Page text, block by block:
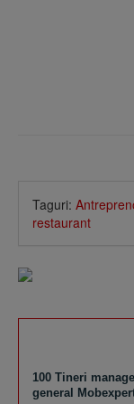
Taguri:
restaurant
100 Tineri
general